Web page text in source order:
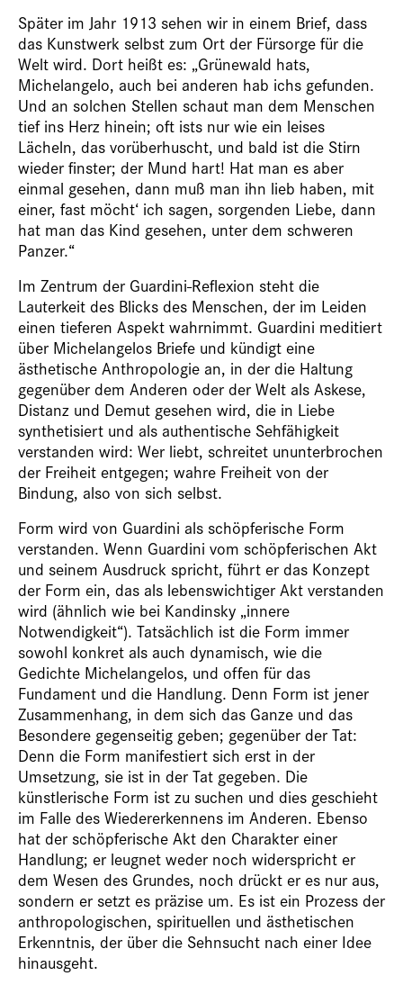
Später im Jahr 1913 sehen wir in einem Brief, dass
das Kunstwerk selbst zum Ort der Fürsorge für die
Welt wird. Dort heißt es: „Grünewald hats,
Michelangelo, auch bei anderen hab ichs gefunden.
Und an solchen Stellen schaut man dem Menschen
tief ins Herz hinein; oft ists nur wie ein leises
Lächeln, das vorüberhuscht, und bald ist die Stirn
wieder finster; der Mund hart! Hat man es aber
einmal gesehen, dann muß man ihn lieb haben, mit
einer, fast möcht‘ ich sagen, sorgenden Liebe, dann
hat man das Kind gesehen, unter dem schweren
Panzer.“
Im Zentrum der Guardini-Reflexion steht die
Lauterkeit des Blicks des Menschen, der im Leiden
einen tieferen Aspekt wahrnimmt. Guardini meditiert
über Michelangelos Briefe und kündigt eine
ästhetische Anthropologie an, in der die Haltung
gegenüber dem Anderen oder der Welt als Askese,
Distanz und Demut gesehen wird, die in Liebe
synthetisiert und als authentische Sehfähigkeit
verstanden wird: Wer liebt, schreitet ununterbrochen
der Freiheit entgegen; wahre Freiheit von der
Bindung, also von sich selbst.
Form wird von Guardini als schöpferische Form
verstanden. Wenn Guardini vom schöpferischen Akt
und seinem Ausdruck spricht, führt er das Konzept
der Form ein, das als lebenswichtiger Akt verstanden
wird (ähnlich wie bei Kandinsky „innere
Notwendigkeit“). Tatsächlich ist die Form immer
sowohl konkret als auch dynamisch, wie die
Gedichte Michelangelos, und offen für das
Fundament und die Handlung. Denn Form ist jener
Zusammenhang, in dem sich das Ganze und das
Besondere gegenseitig geben; gegenüber der Tat:
Denn die Form manifestiert sich erst in der
Umsetzung, sie ist in der Tat gegeben. Die
künstlerische Form ist zu suchen und dies geschieht
im Falle des Wiedererkennens im Anderen. Ebenso
hat der schöpferische Akt den Charakter einer
Handlung; er leugnet weder noch widerspricht er
dem Wesen des Grundes, noch drückt er es nur aus,
sondern er setzt es präzise um. Es ist ein Prozess der
anthropologischen, spirituellen und ästhetischen
Erkenntnis, der über die Sehnsucht nach einer Idee
hinausgeht.